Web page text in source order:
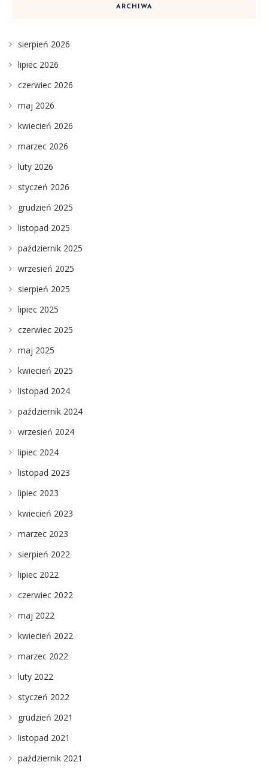
ARCHIWA
sierpień 2026
lipiec 2026
czerwiec 2026
maj 2026
kwiecień 2026
marzec 2026
luty 2026
styczeń 2026
grudzień 2025
listopad 2025
październik 2025
wrzesień 2025
sierpień 2025
lipiec 2025
czerwiec 2025
maj 2025
kwiecień 2025
listopad 2024
październik 2024
wrzesień 2024
lipiec 2024
listopad 2023
lipiec 2023
kwiecień 2023
marzec 2023
sierpień 2022
lipiec 2022
czerwiec 2022
maj 2022
kwiecień 2022
marzec 2022
luty 2022
styczeń 2022
grudzień 2021
listopad 2021
październik 2021